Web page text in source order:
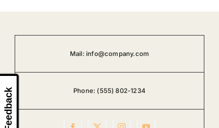
Mail: info@company.com
Phone: (555) 802-1234
Feedback